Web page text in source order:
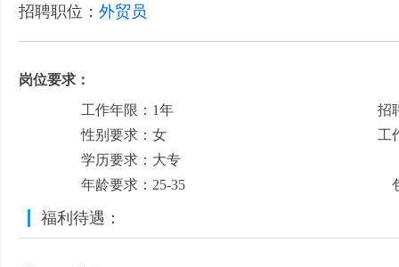
招聘职位： 外贸员
岗位要求：
工作年限：1年
性别要求：女
学历要求：大专
年龄要求：25-35
招
工
福利待遇：